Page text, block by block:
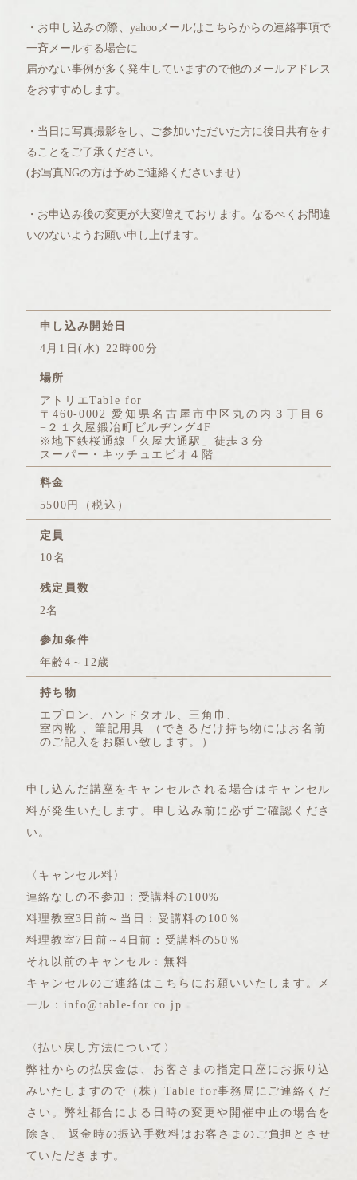
・お申し込みの際、yahooメールはこちらからの連絡事項で
一斉メールする場合に
届かない事例が多く発生していますので他のメールアドレス
をおすすめします。
・当日に写真撮影をし、ご参加いただいた方に後日共有をす
ることをご了承ください。
(お写真NGの方は予めご連絡くださいませ）
・お申込み後の変更が大変増えております。なるべくお間違
いのないようお願い申し上げます。
申し込み開始日
4月1日(水) 22時00分
場所
アトリエTable for
〒460-0002 愛知県名古屋市中区丸の内３丁目６
−２１久屋鍛冶町ビルヂング4F
※地下鉄桜通線「久屋大通駅」徒歩３分
スーパー・キッチュエビオ４階
料金
5500円（税込）
定員
10名
残定員数
2名
参加条件
年齢4～12歳
持ち物
エプロン、ハンドタオル、三角巾、
室内靴 、筆記用具 （できるだけ持ち物にはお名前
のご記入をお願い致します。）
申し込んだ講座をキャンセルされる場合はキャンセル
料が発生いたします。申し込み前に必ずご確認くださ
い。
〈キャンセル料〉
連絡なしの不参加：受講料の100%
料理教室3日前～当日：受講料の100％
料理教室7日前～4日前：受講料の50％
それ以前のキャンセル：無料
キャンセルのご連絡はこちらにお願いいたします。メ
ール：info@table-for.co.jp
〈払い戻し方法について〉
弊社からの払戻金は、お客さまの指定口座にお振り込
みいたしますので（株）Table for事務局にご連絡くだ
さい。弊社都合による日時の変更や開催中止の場合を
除き、 返金時の振込手数料はお客さまのご負担とさせ
ていただきます。